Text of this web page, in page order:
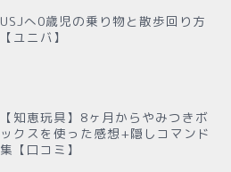
USJへ0歳児の乗り物と散歩回り方
【ユニバ】
【知恵玩具】8ヶ月からやみつきボ
ックスを使った感想+隠しコマンド
集【口コミ】